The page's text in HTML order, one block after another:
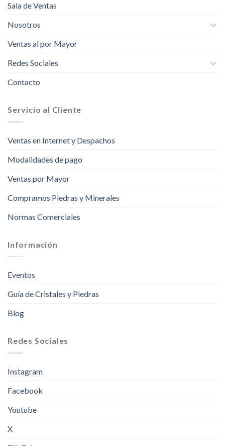
Sala de Ventas
Nosotros
Ventas al por Mayor
Redes Sociales
Contacto
Servicio al Cliente
Ventas en Internet y Despachos
Modalidades de pago
Ventas por Mayor
Compramos Piedras y Minerales
Normas Comerciales
Información
Eventos
Guía de Cristales y Piedras
Blog
Redes Sociales
Instagram
Facebook
Youtube
X